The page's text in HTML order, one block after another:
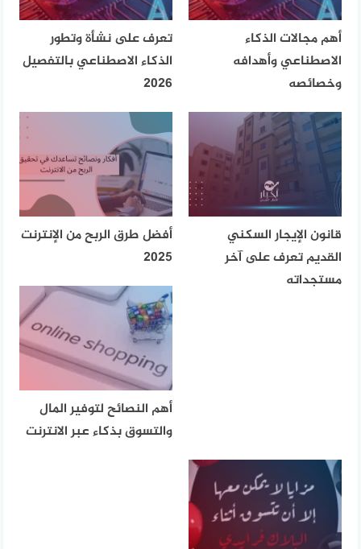
أهم مجالات الذكاء
الاصطناعي وأهدافه
وخصائصه
تعرف على نشأة وتطور
الذكاء الاصطناعي بالتفصيل
2026
قانون الإيجار السكني
القديم تعرف على آخر
مستجداته
أفضل طرق الربح من الإنترنت
2025
أهم النصائح لتوفير المال
والتسوق بذكاء عبر الانترنت